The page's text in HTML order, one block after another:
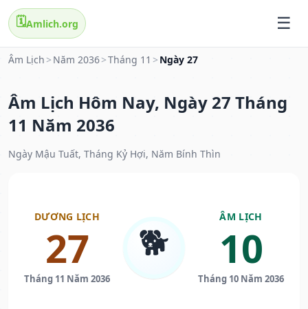
🗓️Amlich.org
Âm Lịch > Năm 2036>Tháng 11 > Ngày 27
Âm Lịch Hôm Nay, Ngày 27 Tháng
11 Năm 2036
Ngày Mậu Tuất, Tháng Kỷ Hợi, Năm Bính Thìn
DƯƠNG LỊCH
27
Tháng 11 Năm 2036
🐕
ÂM LỊCH
10
Tháng 10 Năm 2036